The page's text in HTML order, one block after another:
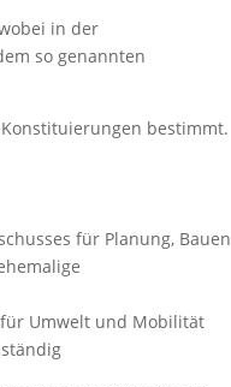
in der
so genannten
bestimmt.
für Planung, Bauen
Umwelt und Mobilität